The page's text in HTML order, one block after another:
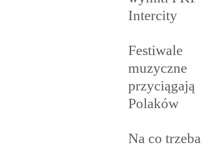
Intercity
Festiwale
muzyczne
przyciągają
Polaków
Na co trzeba